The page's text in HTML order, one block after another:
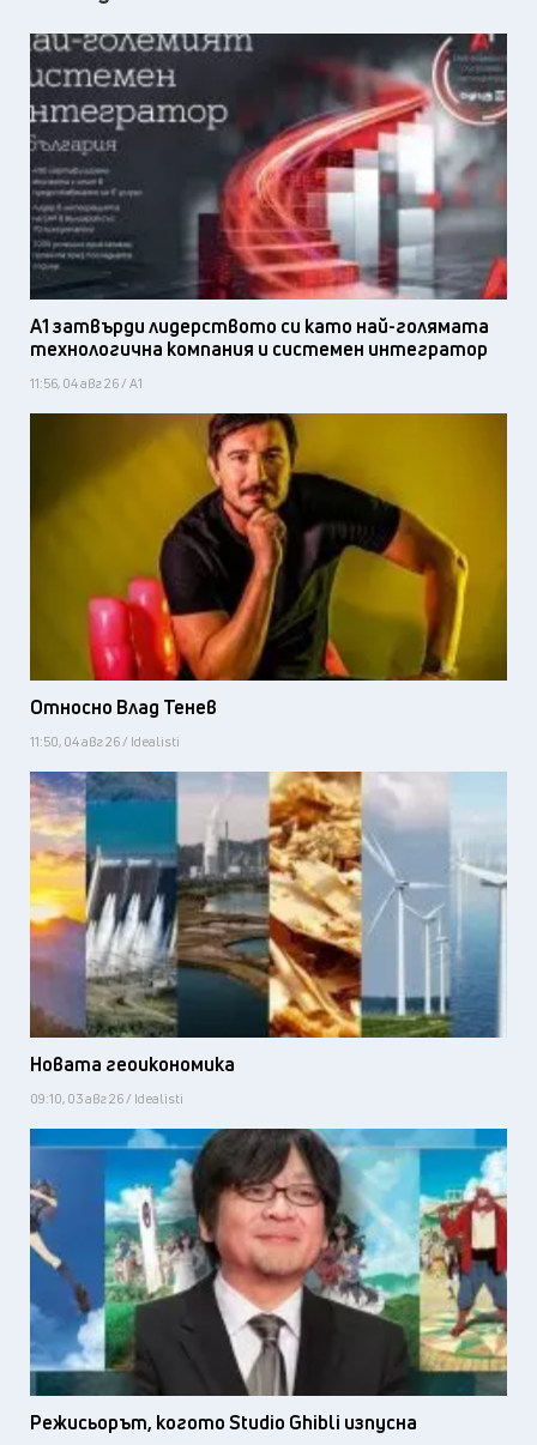
А1 затвърди лидерството си като най-голямата
технологична компания и системен интегратор
11:56, 04 авг 26 / А1
Относно Влад Тенев
11:50, 04 авг 26 / Idealisti
Новата геоикономика
09:10, 03 авг 26 / Idealisti
Режисьорът, когото Studio Ghibli изпусна